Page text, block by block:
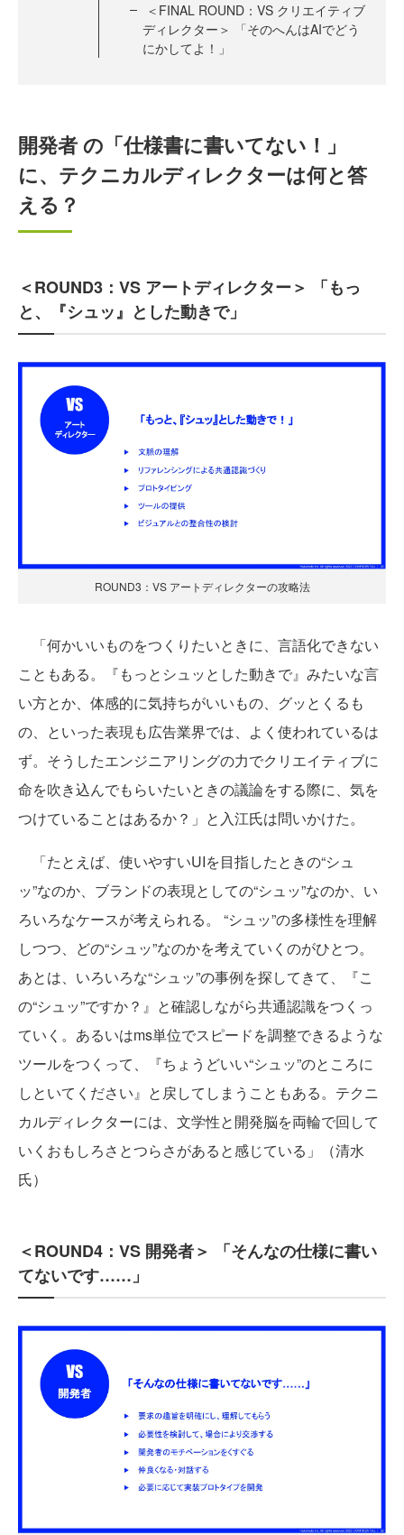
＜FINAL ROUND：VS クリエイティブ
ディレクター＞ 「そのへんはAIでどう
にかしてよ！」
開発者 の「仕様書に書いてない！」
に、テクニカルディレクターは何と答
える？
＜ROUND3：VS アートディレクター＞ 「もっ
と、『シュッ』とした動きで」
ROUND3：VS アートディレクターの攻略法
「何かいいものをつくりたいときに、言語化できない
こともある。『もっとシュッとした動きで』みたいな言
い方とか、体感的に気持ちがいいもの、グッとくるも
の、といった表現も広告業界では、よく使われているは
ず。そうしたエンジニアリングの力でクリエイティブに
命を吹き込んでもらいたいときの議論をする際に、気を
つけていることはあるか？」と入江氏は問いかけた。
「たとえば、使いやすいUIを目指したときの“シュ
ッ”なのか、ブランドの表現としての“シュッ”なのか、い
ろいろなケースが考えられる。 “シュッ”の多様性を理解
しつつ、どの“シュッ”なのかを考えていくのがひとつ。
あとは、いろいろな“シュッ”の事例を探してきて、『こ
の“シュッ”ですか？』と確認しながら共通認識をつくっ
ていく。あるいはms単位でスピードを調整できるような
ツールをつくって、『ちょうどいい“シュッ”のところに
しといてください』と戻してしまうこともある。テクニ
カルディレクターには、文学性と開発脳を両輪で回して
いくおもしろさとつらさがあると感じている」（清水
氏）
＜ROUND4：VS 開発者＞ 「そんなの仕様に書い
てないです……」